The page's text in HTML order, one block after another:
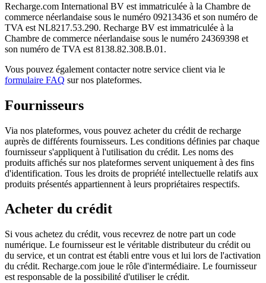
Recharge.com International BV est immatriculée à la Chambre de
commerce néerlandaise sous le numéro 09213436 et son numéro de
TVA est NL8217.53.290. Recharge BV est immatriculée à la
Chambre de commerce néerlandaise sous le numéro 24369398 et
son numéro de TVA est 8138.82.308.B.01.
Vous pouvez également contacter notre service client via le
formulaire FAQ sur nos plateformes.
Fournisseurs
Via nos plateformes, vous pouvez acheter du crédit de recharge
auprès de différents fournisseurs. Les conditions définies par chaque
fournisseur s'appliquent à l'utilisation du crédit. Les noms des
produits affichés sur nos plateformes servent uniquement à des fins
d'identification. Tous les droits de propriété intellectuelle relatifs aux
produits présentés appartiennent à leurs propriétaires respectifs.
Acheter du crédit
Si vous achetez du crédit, vous recevrez de notre part un code
numérique. Le fournisseur est le véritable distributeur du crédit ou
du service, et un contrat est établi entre vous et lui lors de l'activation
du crédit. Recharge.com joue le rôle d'intermédiaire. Le fournisseur
est responsable de la possibilité d'utiliser le crédit.